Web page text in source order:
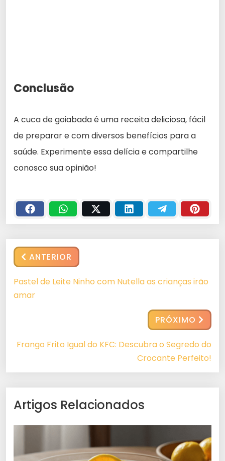
Conclusão
A cuca de goiabada é uma receita deliciosa, fácil
de preparar e com diversos benefícios para a
saúde. Experimente essa delícia e compartilhe
conosco sua opinião!
ANTERIOR
Pastel de Leite Ninho com Nutella as crianças irão
amar
PRÓXIMO
Frango Frito Igual do KFC: Descubra o Segredo do
Crocante Perfeito!
Artigos Relacionados